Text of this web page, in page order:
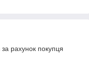
рахунок покупця